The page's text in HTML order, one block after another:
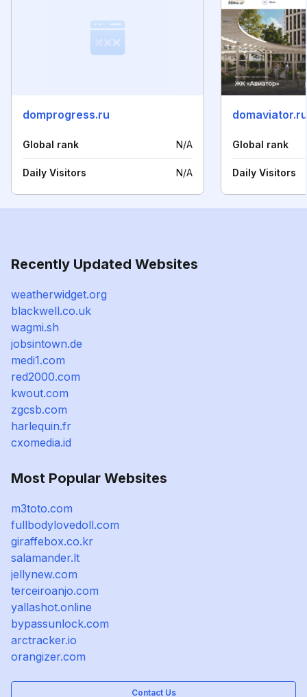
domprogress.ru
Global rank N/A
Daily Visitors N/A
domaviator.ru
Global rank
Daily Visitors
Recently Updated Websites
weatherwidget.org
blackwell.co.uk
wagmi.sh
jobsintown.de
medi1.com
red2000.com
kwout.com
zgcsb.com
harlequin.fr
cxomedia.id
Most Popular Websites
m3toto.com
fullbodylovedoll.com
giraffebox.co.kr
salamander.lt
jellynew.com
terceiroanjo.com
yallashot.online
bypassunlock.com
arctracker.io
orangizer.com
Contact Us